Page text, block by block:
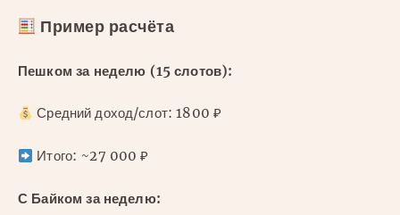
Пример расчёта
Пешком за неделю (15 слотов):
Средний доход/слот: 1800 ₽
Итого: ~27 000 ₽
С Байком за неделю: